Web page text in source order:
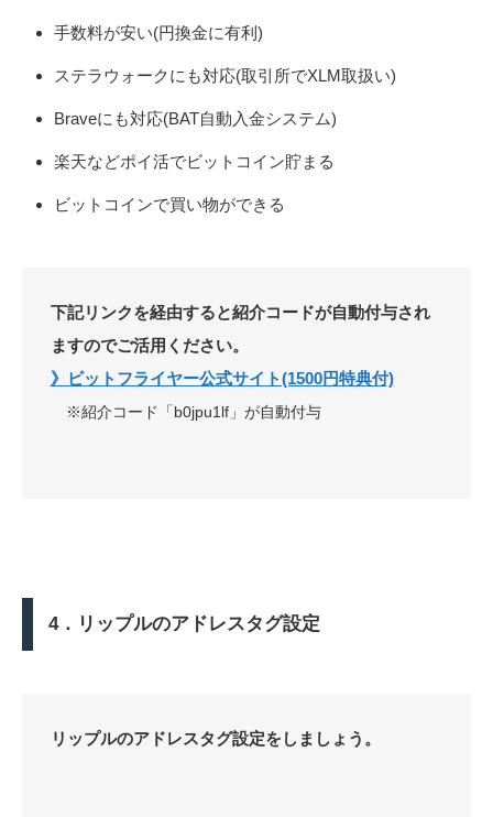
手数料が安い(円換金に有利)
ステラウォークにも対応(取引所でXLM取扱い)
Braveにも対応(BAT自動入金システム)
楽天などポイ活でビットコイン貯まる
ビットコインで買い物ができる
下記リンクを経由すると紹介コードが自動付与され
ますのでご活用ください。
》ビットフライヤー公式サイト(1500円特典付)
※紹介コード「b0jpu1lf」が自動付与
4．リップルのアドレスタグ設定
リップルのアドレスタグ設定をしましょう。